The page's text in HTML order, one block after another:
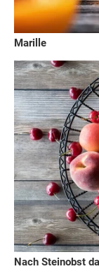
Marille
Nach Steinobst